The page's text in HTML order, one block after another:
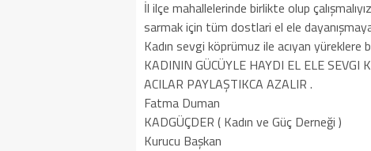
İl ilçe mahallelerinde birlikte olup
sarmak için tüm dostlari el ele
Kadın sevgi köprümuz ile acıyan yüreklere
KADININ GÜCÜYLE HAYDI EL ELE SEVGI
ACILAR PAYLAŞTIKCA AZALIR .
Fatma Duman
KADGÜÇDER ( Kadın ve Güç Derneği )
Kurucu Başkan